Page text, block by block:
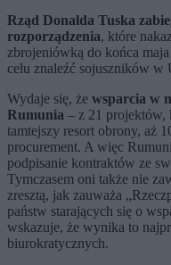
Rząd Donalda Tuska
rozporządzenia, które
zbrojeniówką do końca
celu znaleźć sojuszników w
Wydaje się, że wsparcia w
Rumunia – z 21 projektów,
tamtejszy resort obrony, aż
procurement. A więc
podpisanie kontraktów ze
Tymczasem oni także nie
zresztą, jak zauważa
państw starających się o
wskazuje, że wynika to
biurokratycznych.